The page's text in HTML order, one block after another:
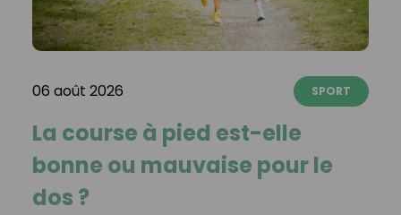
06 août 2026 SPORT
La course à pied est-elle
bonne ou mauvaise pour le
dos ?